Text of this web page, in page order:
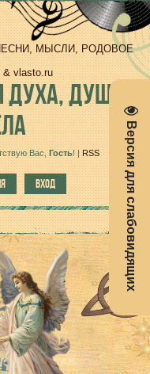
Версия для слабовидящих
МЫСЛИ, РОДОВОЕ
& vlasto.ru
ДУШИ,
Вас Гость!| RSS
ВХОД